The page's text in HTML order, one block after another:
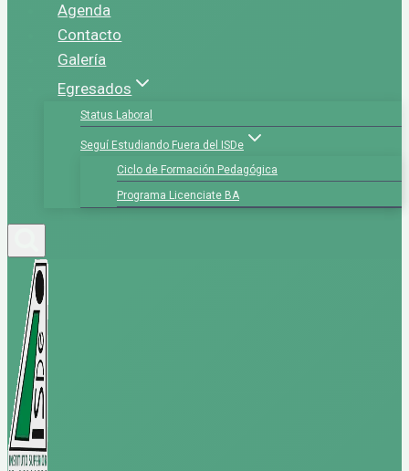
Agenda
Contacto
Galería
Egresados
Status Laboral
Seguí Estudiando Fuera del ISDe
Ciclo de Formación Pedagógica
Programa Licenciate BA